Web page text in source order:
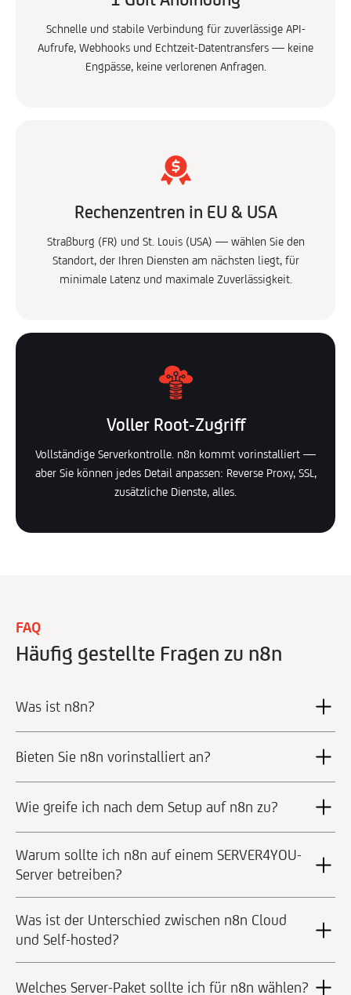
Schnelle und stabile Verbindung für zuverlässige API-
Aufrufe, Webhooks und Echtzeit-Datentransfers — keine
Engpässe, keine verlorenen Anfragen.
Rechenzentren in EU & USA
Straßburg (FR) und St. Louis (USA) — wählen Sie den
Standort, der Ihren Diensten am nächsten liegt, für
minimale Latenz und maximale Zuverlässigkeit.
Voller Root-Zugriff
Vollständige Serverkontrolle. n8n kommt vorinstalliert —
aber Sie können jedes Detail anpassen: Reverse Proxy, SSL,
zusätzliche Dienste, alles.
FAQ
Häufig gestellte Fragen zu n8n
Was ist n8n?
Bieten Sie n8n vorinstalliert an?
Wie greife ich nach dem Setup auf n8n zu?
Warum sollte ich n8n auf einem SERVER4YOU-
Server betreiben?
Was ist der Unterschied zwischen n8n Cloud
und Self-hosted?
Welches Server-Paket sollte ich für n8n wählen?